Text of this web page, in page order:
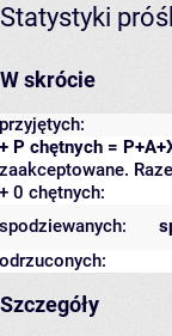
Statystyki
W skrócie
przyjętych:
+ P chętnych =
zaakceptowane.
+ 0 chętnych:
spodziewanych:
odrzuconych:
Szczegóły